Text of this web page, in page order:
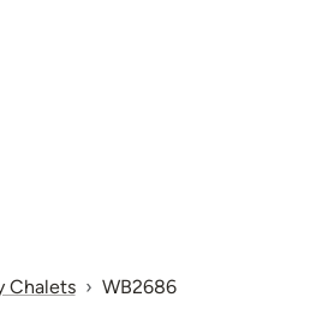
Chalets WB2686